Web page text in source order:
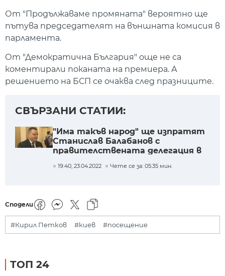
От "Продължаваме промяната" вероятно ще
пътува председателят на външната комисия в
парламента.
От "Демократична България" още не са
коментирали поканата на премиера. А
решението на БСП се очаква след празниците.
СВЪРЗАНИ СТАТИИ:
"Има такъв народ" ще изпратят
Станислав Балабанов с
правителствената делегация в
19:40, 23.04.2022 Чете се за: 05:35 мин.
Сподели
#Кирил Петков #киев #посещение
ТОП 24